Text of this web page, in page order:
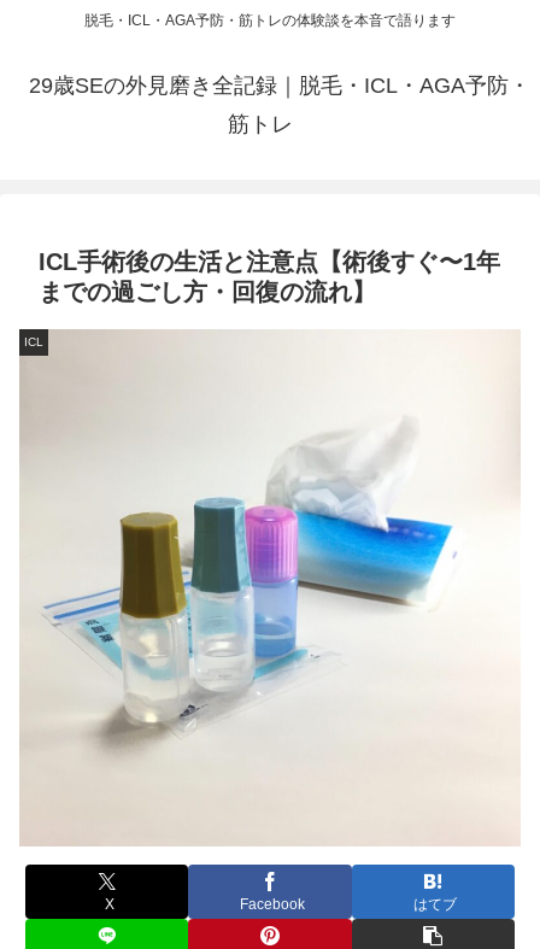
脱毛・ICL・AGA予防・筋トレの体験談を本音で語ります
29歳SEの外見磨き全記録｜脱毛・ICL・AGA予防・
筋トレ
ICL手術後の生活と注意点【術後すぐ〜1年
までの過ごし方・回復の流れ】
ICL
X Facebook はてブ